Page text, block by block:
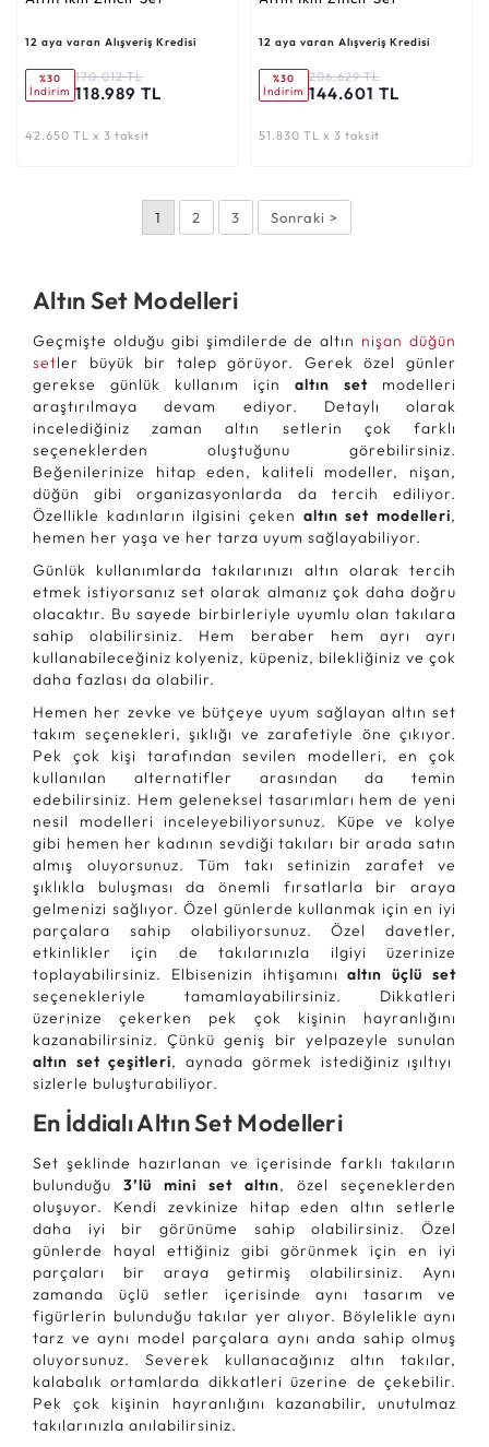
12 aya varan Alışveriş Kredisi
%30
İndirim
170.012 TL
118.989 TL
42.650 TL x 3 taksit
12 aya varan Alışveriş Kredisi
%30
İndirim
206.629 TL
144.601 TL
51.830 TL x 3 taksit
1 2 3 Sonraki >
Altın Set Modelleri
Geçmişte olduğu gibi şimdilerde de altın nişan düğün
setler büyük bir talep görüyor. Gerek özel günler
gerekse günlük kullanım için altın set modelleri
araştırılmaya devam ediyor. Detaylı olarak
incelediğiniz zaman altın setlerin çok farklı
seçeneklerden oluştuğunu görebilirsiniz.
Beğenilerinize hitap eden, kaliteli modeller, nişan,
düğün gibi organizasyonlarda da tercih ediliyor.
Özellikle kadınların ilgisini çeken altın set modelleri,
hemen her yaşa ve her tarza uyum sağlayabiliyor.
Günlük kullanımlarda takılarınızı altın olarak tercih
etmek istiyorsanız set olarak almanız çok daha doğru
olacaktır. Bu sayede birbirleriyle uyumlu olan takılara
sahip olabilirsiniz. Hem beraber hem ayrı ayrı
kullanabileceğiniz kolyeniz, küpeniz, bilekliğiniz ve çok
daha fazlası da olabilir.
Hemen her zevke ve bütçeye uyum sağlayan altın set
takım seçenekleri, şıklığı ve zarafetiyle öne çıkıyor.
Pek çok kişi tarafından sevilen modelleri, en çok
kullanılan alternatifler arasından da temin
edebilirsiniz. Hem geleneksel tasarımları hem de yeni
nesil modelleri inceleyebiliyorsunuz. Küpe ve kolye
gibi hemen her kadının sevdiği takıları bir arada satın
almış oluyorsunuz. Tüm takı setinizin zarafet ve
şıklıkla buluşması da önemli fırsatlarla bir araya
gelmenizi sağlıyor. Özel günlerde kullanmak için en iyi
parçalara sahip olabiliyorsunuz. Özel davetler,
etkinlikler için de takılarınızla ilgiyi üzerinize
toplayabilirsiniz. Elbisenizin ihtişamınıaltın üçlü set
seçenekleriyle tamamlayabilirsiniz. Dikkatleri
üzerinize çekerken pek çok kişinin hayranlığını
kazanabilirsiniz. Çünkü geniş bir yelpazeyle sunulan
altın set çeşitleri, aynada görmek istediğiniz ışıltıyı
sizlerle buluşturabiliyor.
En İddialı Altın Set Modelleri
Set şeklinde hazırlanan ve içerisinde farklı takıların
bulunduğu 3’lü mini set altın, özel seçeneklerden
oluşuyor. Kendi zevkinize hitap eden altın setlerle
daha iyi bir görünüme sahip olabilirsiniz. Özel
günlerde hayal ettiğiniz gibi görünmek için en iyi
parçaları bir araya getirmiş olabilirsiniz. Aynı
zamanda üçlü setler içerisinde aynı tasarım ve
figürlerin bulunduğu takılar yer alıyor. Böylelikle aynı
tarz ve aynı model parçalara aynı anda sahip olmuş
oluyorsunuz. Severek kullanacağınız altın takılar,
kalabalık ortamlarda dikkatleri üzerine de çekebilir.
Pek çok kişinin hayranlığını kazanabilir, unutulmaz
takılarınızla anılabilirsiniz.